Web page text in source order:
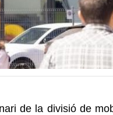
de la divisió de